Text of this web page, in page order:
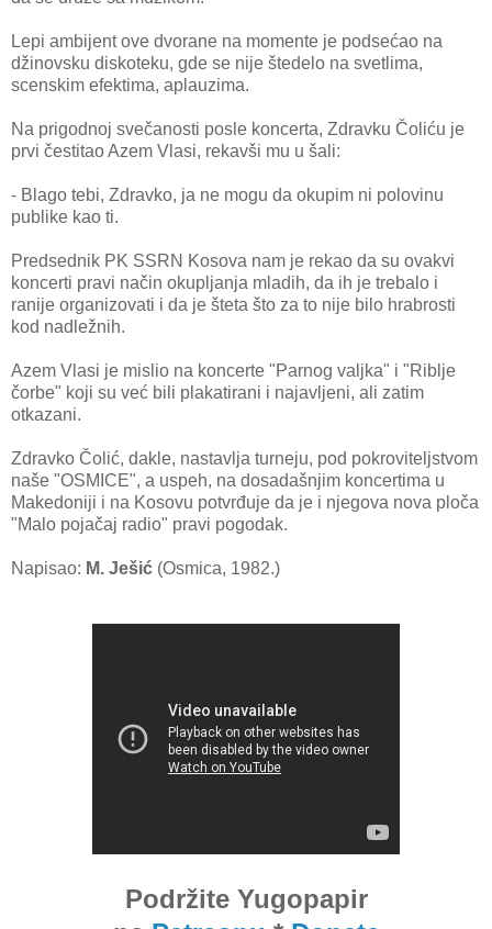
Lepi ambijent ove dvorane na momente je podsećao na
džinovsku diskoteku, gde se nije štedelo na svetlima,
scenskim efektima, aplauzima.
Na prigodnoj svečanosti posle koncerta, Zdravku Čoliću je
prvi čestitao Azem Vlasi, rekavši mu u šali:
- Blago tebi, Zdravko, ja ne mogu da okupim ni polovinu
publike kao ti.
Predsednik PK SSRN Kosova nam je rekao da su ovakvi
koncerti pravi način okupljanja mladih, da ih je trebalo i
ranije organizovati i da je šteta što za to nije bilo hrabrosti
kod nadležnih.
Azem Vlasi je mislio na koncerte "Parnog valjka" i "Riblje
čorbe" koji su već bili plakatirani i najavljeni, ali zatim
otkazani.
Zdravko Čolić, dakle, nastavlja turneju, pod pokroviteljstvom
naše "OSMICE", a uspeh, na dosadašnjim koncertima u
Makedoniji i na Kosovu potvrđuje da je i njegova nova ploča
"Malo pojačaj radio" pravi pogodak.
Napisao: M. Ješić (Osmica, 1982.)
Podržite Yugopapir